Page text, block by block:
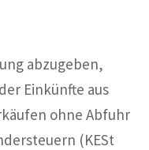
abzugeben,
Einkünfte aus
ohne Abfuhr
(KESt